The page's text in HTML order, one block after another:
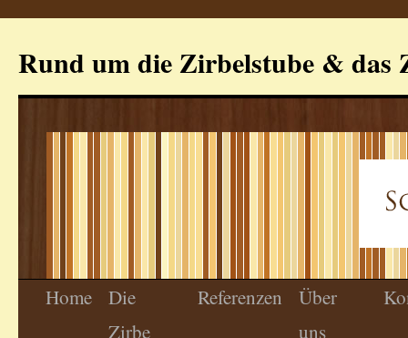
Rund um die Zirbelstube & das
Home
Die
Zirbe
Referenzen
Über
uns